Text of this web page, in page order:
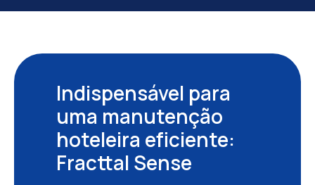
Indispensável para
uma manutenção
hoteleira eficiente:
Fracttal Sense